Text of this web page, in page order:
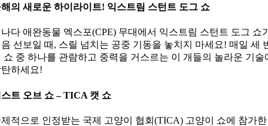
의 새로운 하이라이트! 익스트림 스턴트 도그 쇼
다 애완동물 엑스포(CPE) 무대에서 익스트림 스턴트 도그 쇼
선보일 때, 스릴 넘치는 공중 기동을 놓치지 마세요! 매일 세
쇼 중 하나를 관람하고 중력을 거스르는 이 개들의 놀라운 기술
하세요!
트 오브 쇼 – TICA 캣 쇼
적으로 인정받는 국제 고양이 협회(TICA) 고양이 쇼에 참가한